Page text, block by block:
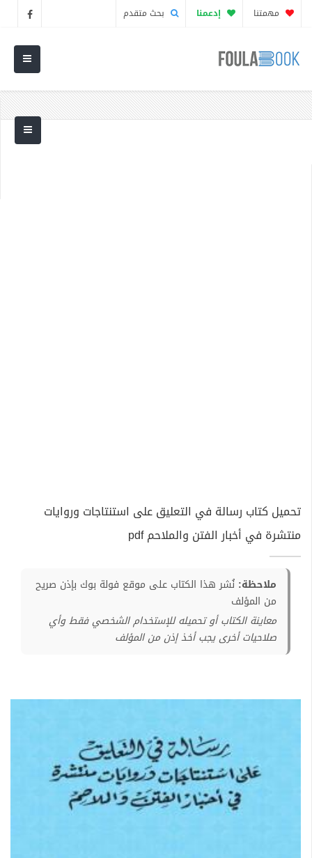
مهمتنا إدعمنا بحث متقدم
تحميل كتاب رسالة في التعليق على استنتاجات وروايات
منتشرة في أخبار الفتن والملاحم pdf
ملاحظة: نُشر هذا الكتاب على موقع فولة بوك بإذن صريح
من المؤلف
معاينة الكتاب أو تحميله للإستخدام الشخصي فقط وأي
صلاحيات أخرى يجب أخذ إذن من المؤلف